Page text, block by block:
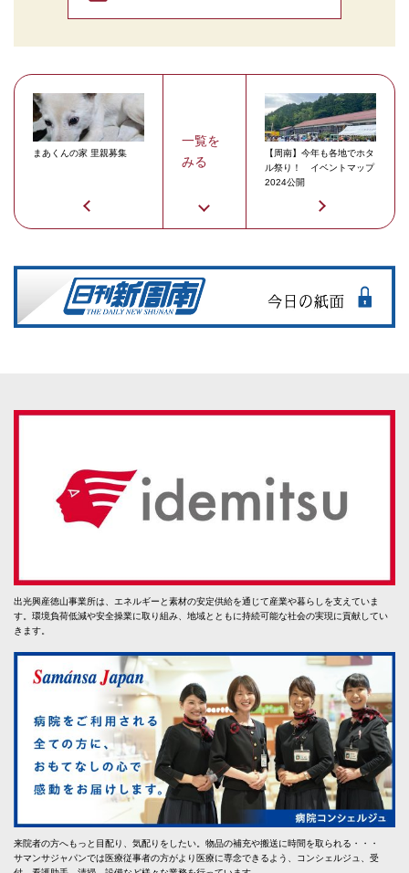
まあくんの家 里親募集
一覧を
みる
【周南】今年も各地でホタ
ル祭り！ イベントマップ
2024公開
出光興産徳山事業所は、エネルギーと素材の安定供給を通じて産業や暮らしを支えていま
す。環境負荷低減や安全操業に取り組み、地域とともに持続可能な社会の実現に貢献してい
きます。
来院者の方へもっと目配り、気配りをしたい。物品の補充や搬送に時間を取られる・・・
サマンサジャパンでは医療従事者の方がより医療に専念できるよう、コンシェルジュ、受